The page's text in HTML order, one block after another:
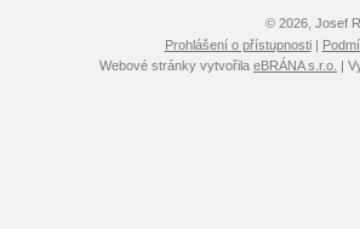
© 2026, Josef
Prohlášení o přístupnosti|
Webové stránky vytvořila eBRÁNA s.r.o. |